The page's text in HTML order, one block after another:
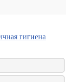
гигиена